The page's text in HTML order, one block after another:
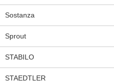
Sostanza
Sprout
STABILO
STAEDTLER